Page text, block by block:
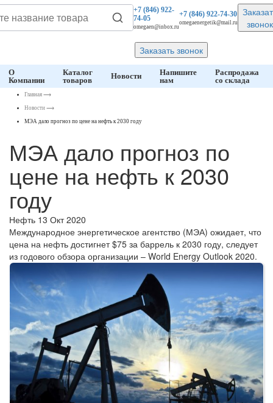
+7 (846)922-
74-05
omegaen@inbox.ru
+7 (846)922-74-30
omegaenergetik@mail.ru
звонок
Заказать звонок
О
Компании
Каталог
товаров
Новости
Напишите
нам
Распродажа
со склада
Главная ⟶
Новости ⟶
МЭА дало прогноз по цене на нефть к 2030 году
МЭА дало прогноз по
цене на нефть к 2030
году
Нефть 13 Окт 2020
Международное энергетическое агентство (МЭА) ожидает, что
цена на нефть достигнет $75 за баррель к 2030 году, следует
из годового обзора организации – World Energy Outlook 2020.